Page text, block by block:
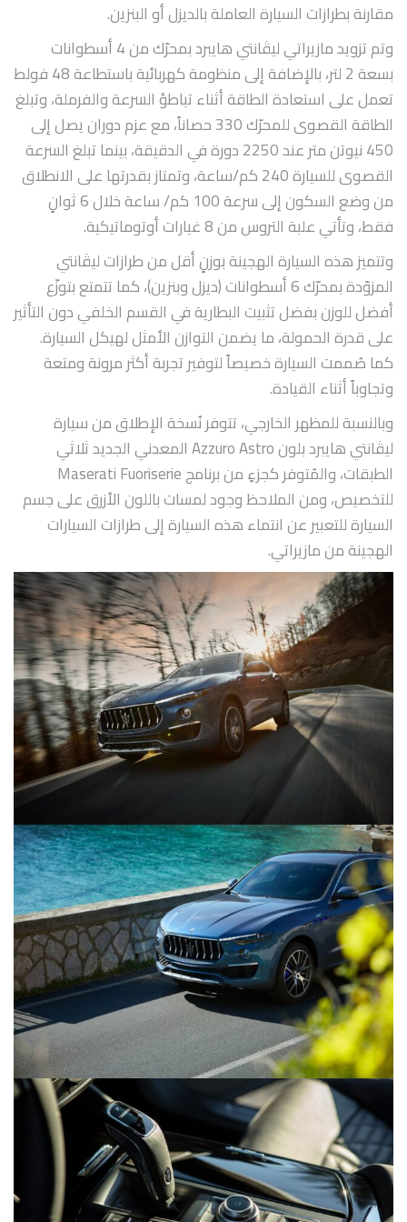
مقارنة بطرازات السيارة العاملة بالديزل أو البنزين.
وتم تزويد مازيراتي ليڤانتي هايبرد بمحرّك من 4 أسطوانات
بسعة 2 لتر، بالإضافة إلى منظومة كهربائية باستطاعة 48 فولط
تعمل على استعادة الطاقة أثناء تباطؤ السرعة والفرملة، وتبلغ
الطاقة القصوى للمحرّك 330 حصاناً، مع عزم دوران يصل إلى
450 نيوتن متر عند 2250 دورة في الدقيقة، بينما تبلغ السرعة
القصوى للسيارة 240 كم/ساعة، وتمتاز بقدرتها على الانطلاق
من وضع السكون إلى سرعة 100 كم/ ساعة خلال 6 ثوانٍ
فقط، وتأتي علبة التروس من 8 غيارات أوتوماتيكية.
وتتميز هذه السيارة الهجينة بوزنٍ أقل من طرازات ليڤانتي
المزوّدة بمحرّك 6 أسطوانات (ديزل وبنزين)، كما تتمتع بتوزّع
أفضل للوزن بفضل تثبيت البطارية في القسم الخلفي دون التأثير
على قدرة الحمولة، ما يضمن التوازن الأمثل لهيكل السيارة.
كما صُممت السيارة خصيصاً لتوفير تجربة أكثر مرونة ومتعة
وتجاوباً أثناء القيادة.
وبالنسبة للمظهر الخارجي، تتوفر نُسخة الإطلاق من سيارة
ليڤانتي هايبرد بلون Azzuro Astro المعدني الجديد ثلاثي
الطبقات، والمُتوفر كجزءٍ من برنامج Maserati Fuoriserie
للتخصيص، ومن الملاحظ وجود لمسات باللون الأزرق على جسم
السيارة للتعبير عن انتماء هذه السيارة إلى طرازات السيارات
الهجينة من مازيراتي.